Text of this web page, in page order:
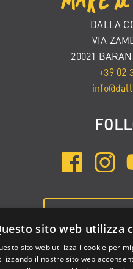
DALLA
VIA
20021
+39 02
sito web utilizza
sito web utilizza i cookie per
il nostro sito web